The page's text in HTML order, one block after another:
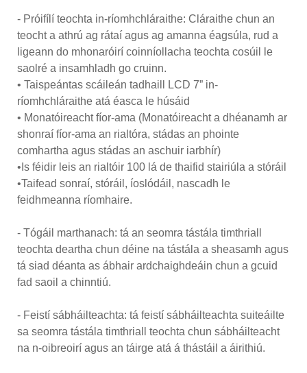
- Próifílí teochta in-ríomhchláraithe: Cláraithe chun an
teocht a athrú ag rátaí agus ag amanna éagsúla, rud a
ligeann do mhonaróirí coinníollacha teochta cosúil le
saolré a insamhladh go cruinn.
• Taispeántas scáileán tadhaill LCD 7” in-
ríomhchláraithe atá éasca le húsáid
• Monatóireacht fíor-ama (Monatóireacht a dhéanamh ar
shonraí fíor-ama an rialtóra, stádas an phointe
comhartha agus stádas an aschuir iarbhír)
•Is féidir leis an rialtóir 100 lá de thaifid stairiúla a stóráil
•Taifead sonraí, stóráil, íoslódáil, nascadh le
feidhmeanna ríomhaire.
- Tógáil marthanach: tá an seomra tástála timthriall
teochta deartha chun déine na tástála a sheasamh agus
tá siad déanta as ábhair ardchaighdeáin chun a gcuid
fad saoil a chinntiú.
- Feistí sábháilteachta: tá feistí sábháilteachta suiteáilte
sa seomra tástála timthriall teochta chun sábháilteacht
na n-oibreoirí agus an táirge atá á thástáil a áirithiú.